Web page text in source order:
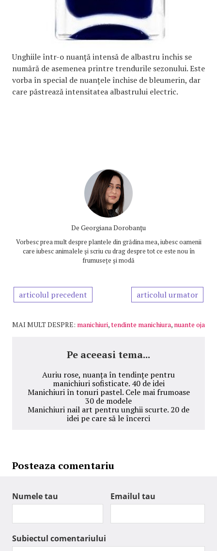
Unghiile într-o nuanță intensă de albastru închis se
numără de asemenea printre trendurile sezonului. Este
vorba în special de nuanțele închise de bleumerin, dar
care păstrează intensitatea albastrului electric.
De Georgiana Dorobanțu
Vorbesc prea mult despre plantele din grădina mea, iubesc oamenii
care iubesc animalele și scriu cu drag despre tot ce este nou în
frumusețe și modă
articolul precedent articolul urmator
MAI MULT DESPRE: manichiuri,tendinte manichiura, nuante oja
Pe aceeasi tema...
Auriu rose, nuanța în tendințe pentru
manichiuri sofisticate. 40 de idei
Manichiuri în tonuri pastel. Cele mai frumoase
30 de modele
Manichiuri nail art pentru unghii scurte. 20 de
idei pe care să le încerci
Posteaza comentariu
Numele tau Emailul tau
Subiectul comentariului